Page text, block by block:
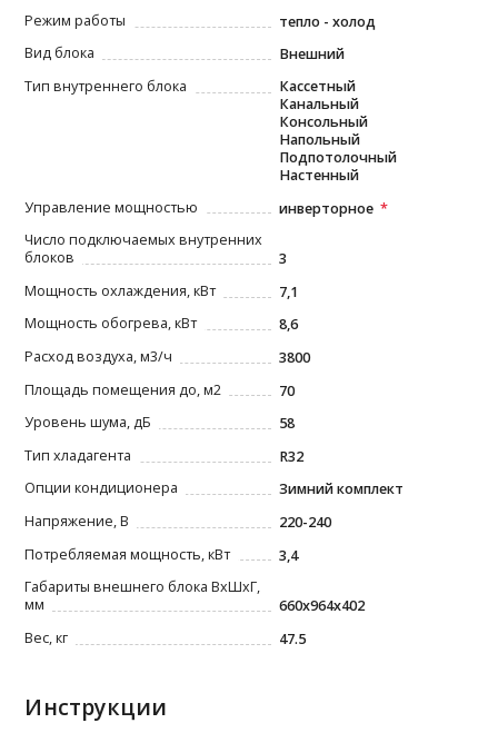
Режим работы
тепло - холод
Вид блока
Внешний
Тип внутреннего блока
Кассетный
Канальный
Консольный
Напольный
Подпотолочный
Настенный
Управление мощностью
инверторное
Число подключаемых внутренних
блоков
3
Мощность охлаждения, кВт
7,1
Мощность обогрева, кВт
8,6
Расход воздуха, м3/ч
3800
Площадь помещения до, м2
70
Уровень шума, дБ
58
Тип хладагента
R32
Опции кондиционера
Зимний комплект
Напряжение, В
220-240
Потребляемая мощность, кВт
3,4
Габариты внешнего блока ВxШxГ,
мм
660x964x402
Вес, кг
47.5
Инструкции